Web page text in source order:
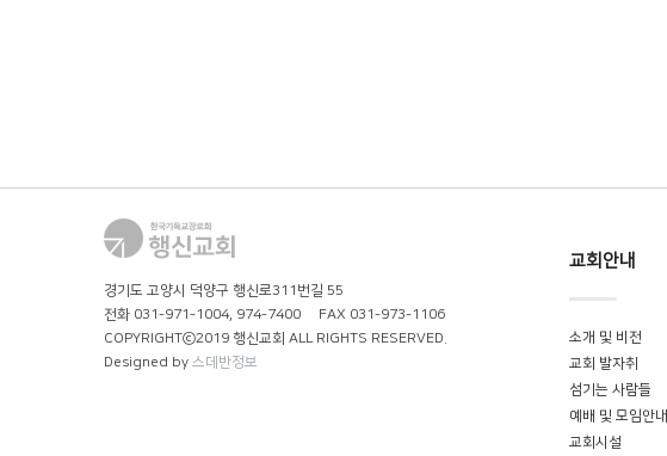
경기도 고양시 덕양구 행신로311번길 55
전화 031-971-1004, 974-7400 FAX 031-973-1106
COPYRIGHTⓒ2019 행신교회 ALL RIGHTS RESERVED.
Designed by 스데반정보
교회안내
소개 및 비전
교회 발자취
섬기는 사람들
예배 및 모임안내
교회시설